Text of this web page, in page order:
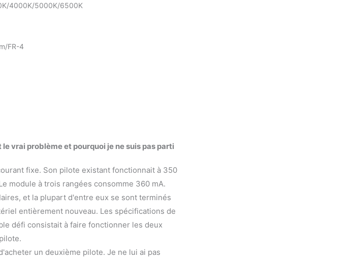
4000K/5000K/6500K
FR-4
vrai problème et pourquoi je ne suis pas parti
fixe. Son pilote existant fonctionnait à 350
module à trois rangées consomme 360 mA.
et la plupart d'entre eux se sont terminés
entièrement nouveau. Les spécifications de
défi consistait à faire fonctionner les deux
un deuxième pilote. Je ne lui ai pas